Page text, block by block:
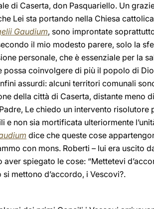
di Caserta, don Pasquariello. Un
Lei sta portando nella Chiesa
Gaudium, sono improntate
il mio modesto parere, solo la
personale, che è essenziale per la
possa coinvolgere di più il popolo di
assurdi: alcuni territori comunali
della città di Caserta, distante meno
Le chiedo un intervento
e non sia mortificata ulteriormente
dice che queste cose
con mons. Roberti – lui era uscito
spiegato le cose: “Mettetevi
mettono d’accordo, i Vescovi?.